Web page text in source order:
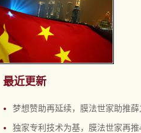
最近更新
梦想赞助再延续，膜法世家助推
独家专利技术为基，膜法世家再推